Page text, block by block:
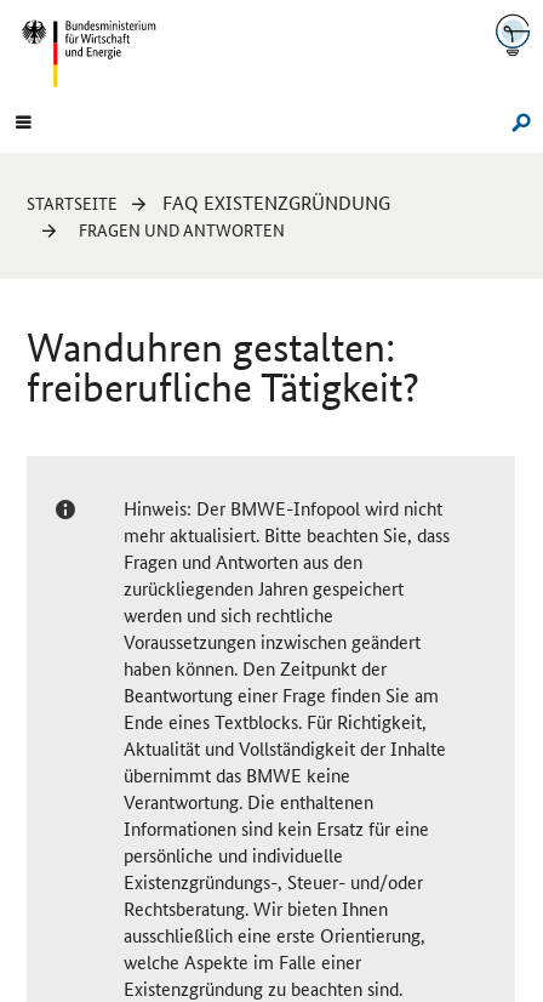
Navigation
Hauptmenü
Sie
sind
STARTSEITE FAQ EXISTENZGRÜNDUNG
FRAGEN UND ANTWORTEN
Wanduhren gestalten:
freiberufliche Tätigkeit?
Hinweis: Der BMWE-Infopool wird nicht
mehr aktualisiert. Bitte beachten Sie, dass
Fragen und Antworten aus den
zurückliegenden Jahren gespeichert
werden und sich rechtliche
Voraussetzungen inzwischen geändert
haben können. Den Zeitpunkt der
Beantwortung einer Frage finden Sie am
Ende eines Textblocks. Für Richtigkeit,
Aktualität und Vollständigkeit der Inhalte
übernimmt das BMWE keine
Verantwortung. Die enthaltenen
Informationen sind kein Ersatz für eine
persönliche und individuelle
Existenzgründungs-, Steuer- und/oder
Rechtsberatung. Wir bieten Ihnen
ausschließlich eine erste Orientierung,
welche Aspekte im Falle einer
Existenzgründung zu beachten sind.